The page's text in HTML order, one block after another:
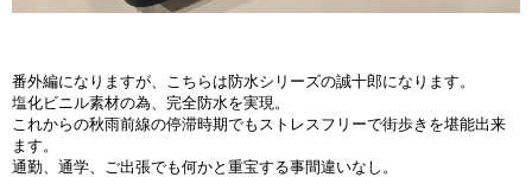
番外編になりますが、こちらは防水シリーズの誠十郎になります。
塩化ビニル素材の為、完全防水を実現。
これからの秋雨前線の停滞時期でもストレスフリーで街歩きを堪能出来
ます。
通勤、通学、ご出張でも何かと重宝する事間違いなし。